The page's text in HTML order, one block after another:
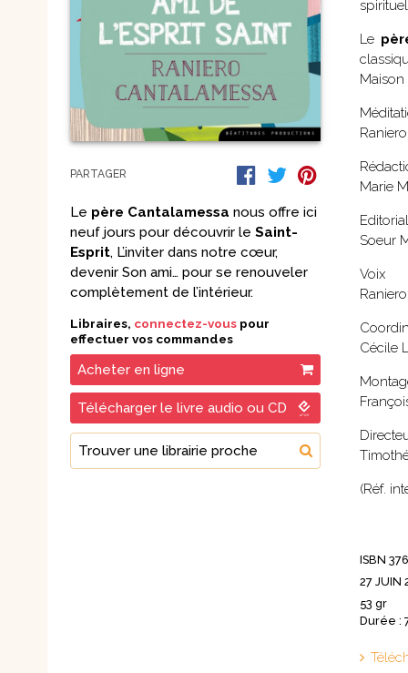
Vie communautaire et
vie consacrée
Ecologie Vierge Marie
PARTAGER
Le père Cantalamessa nous offre ici
neuf jours pour découvrir le Saint-
Esprit, L’inviter dans notre cœur,
devenir Son ami… pour se renouveler
complètement de l’intérieur.
Libraires, connectez-vouspour
effectuer vos commandes
Acheter en ligne
Télécharger le livre audio ou CD
Trouver une librairie proche
Le
Marie
Soeur
Voix
Cécile
(Réf.
ISBN
27 JUIN
53 gr
Durée :